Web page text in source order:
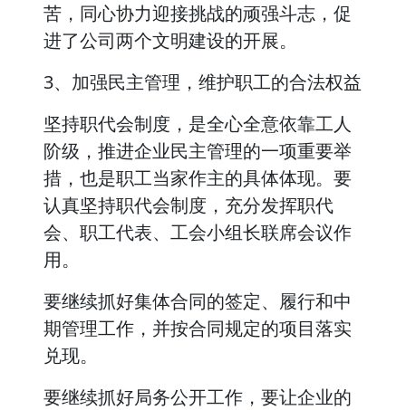
苦，同心协力迎接挑战的顽强斗志，促
进了公司两个文明建设的开展。
3、加强民主管理，维护职工的合法权益
坚持职代会制度，是全心全意依靠工人
阶级，推进企业民主管理的一项重要举
措，也是职工当家作主的具体体现。要
认真坚持职代会制度，充分发挥职代
会、职工代表、工会小组长联席会议作
用。
要继续抓好集体合同的签定、履行和中
期管理工作，并按合同规定的项目落实
兑现。
要继续抓好局务公开工作，要让企业的